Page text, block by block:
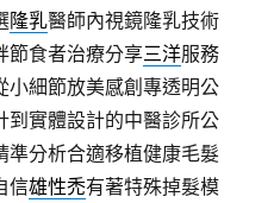
隆乳醫師內視鏡隆乳技術
節食者治療分享三洋服務
小細節放美感創專透明公
到實體設計的中醫診所公
準分析合適移植健康毛髮
信雄性禿有著特殊掉髮模